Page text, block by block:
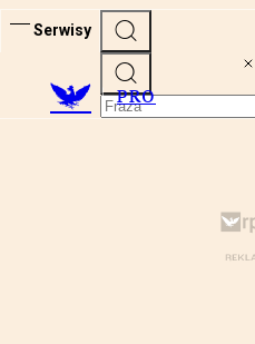
Serwisy
PRO